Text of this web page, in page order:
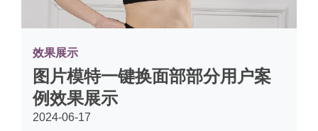
效果展示
图片模特一键换面部部分用户案
例效果展示
2024-06-17